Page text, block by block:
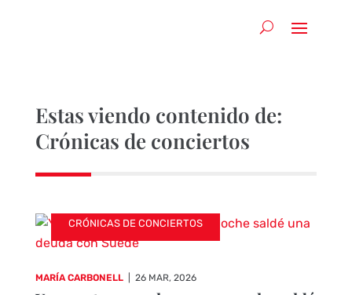
Estas viendo contenido de:
Crónicas de conciertos
CRÓNICAS DE CONCIERTOS
MARÍA CARBONELL 26 MAR, 2026